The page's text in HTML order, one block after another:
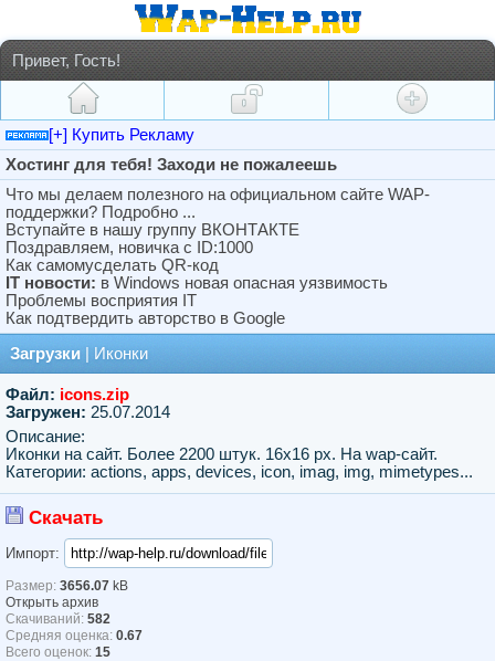
Привет, Гость!
[+] Купить Рекламу
Хостинг для тебя! Заходи не пожалеешь
Что мы делаем полезного на официальном сайте WAP-
поддержки? Подробно ...
Вступайте в нашу группу ВКОНТАКТЕ
Поздравляем, новичка с ID:1000
Как самомусделать QR-код
IT новости: в Windows новая опасная уязвимость
Проблемы восприятия IT
Как подтвердить авторство в Google
Загрузки
Иконки
Файл: icons.zip
Загружен: 25.07.2014
Описание:
Иконки на сайт. Более 2200 штук. 16х16 px. На wap-сайт.
Категории: actions, apps, devices, icon, imag, img, mimetypes...
Скачать
Импорт:
Размер: 3656.07 kB
Открыть архив
Скачиваний: 582
Средняя оценка: 0.67
Всего оценок: 15